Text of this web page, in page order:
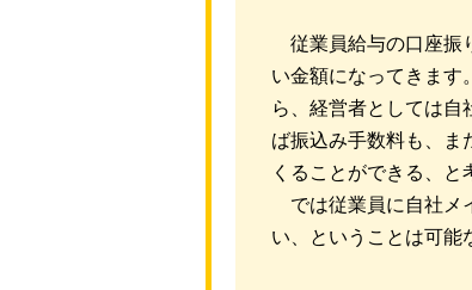
従業員給与の口座振
い金額になってきます
ら、経営者としては自
ば振込み手数料も、ま
くることができる、と
では従業員に自社メ
い、ということは可能